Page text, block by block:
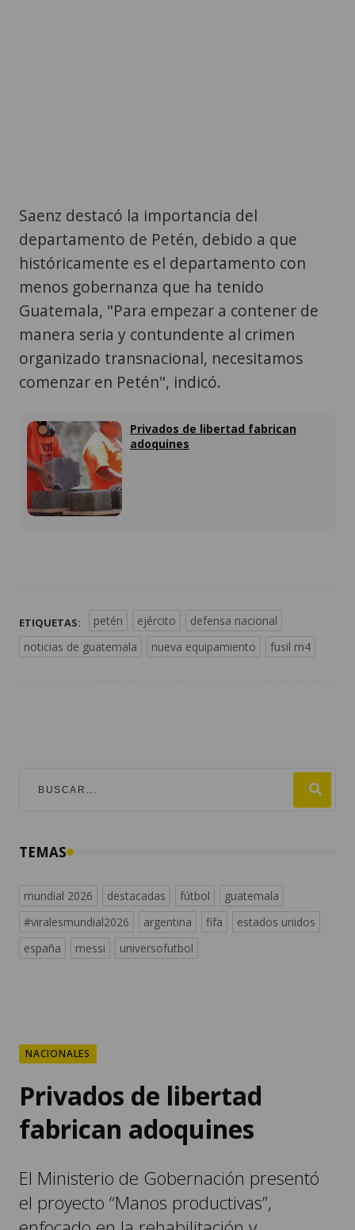
Saenz destacó la importancia del
departamento de Petén, debido a que
históricamente es el departamento con
menos gobernanza que ha tenido
Guatemala, "Para empezar a contener de
manera seria y contundente al crimen
organizado transnacional, necesitamos
comenzar en Petén", indicó.
Privados de libertad fabrican
adoquines
ETIQUETAS: petén ejército
defensa nacional
noticias de guatemala
nueva equipamiento fusil m4
TEMAS
mundial 2026 destacadas fútbol
guatemala
#viralesmundial2026
argentina fifa
estados unidos
españa
messi universofutbol
NACIONALES
Privados de libertad
fabrican adoquines
El Ministerio de Gobernación presentó
el proyecto “Manos productivas”,